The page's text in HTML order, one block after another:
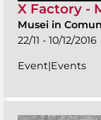
X Factory -
Musei in
22/11 - 10/12/2016
Event|Events